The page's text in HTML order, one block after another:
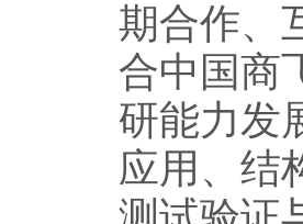
期合作、
合中国商
研能力发
应用、结